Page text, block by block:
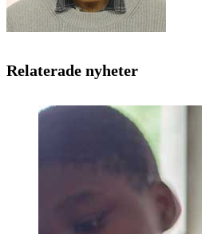
Relaterade nyheter